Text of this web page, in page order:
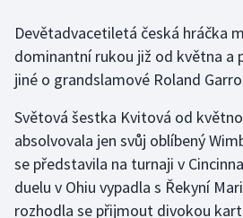
Florbal
Futsal
Golf
Gymnastika
Házená
Devětadvacetiletá česká hráčka
dominantní rukou již od května a
jiné o grandslamové Roland
Světová šestka Kvitová od
absolvovala jen svůj oblíbený
se představila na turnaji v
duelu v Ohiu vypadla s Řekyní
rozhodla se přijmout divokou